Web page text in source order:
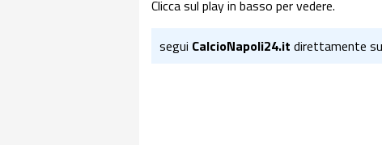
Clicca sul play in basso per vedere.
segui CalcioNapoli24.it direttamente su